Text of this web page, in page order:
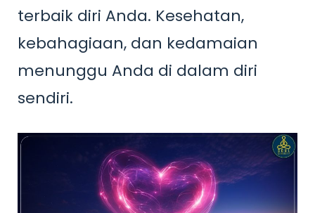
terbaik diri Anda. Kesehatan,
kebahagiaan, dan kedamaian
menunggu Anda di dalam diri
sendiri.